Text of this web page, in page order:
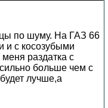
по шуму. На ГАЗ 66
и с косозубыми
раздатка с
больше чем с
лучше,а